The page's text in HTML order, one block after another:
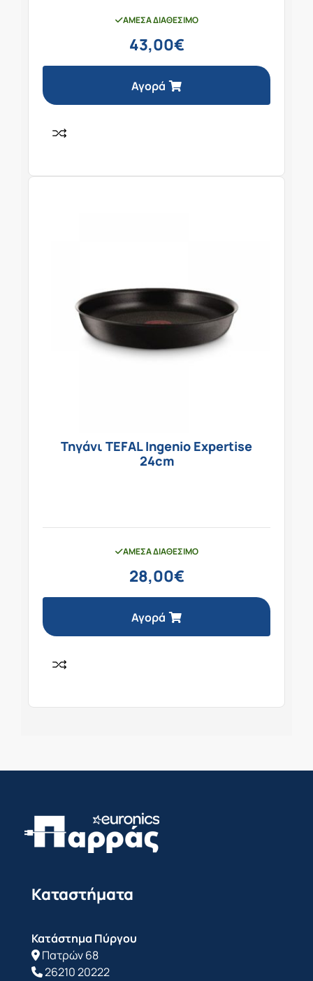
ΆΜΕΣΑ ΔΙΑΘΈΣΙΜΟ
43,00€
Αγορά
Τηγάνι TEFAL Ingenio Expertise
24cm
ΆΜΕΣΑ ΔΙΑΘΈΣΙΜΟ
28,00€
Αγορά
Καταστήματα
Κατάστημα Πύργου
Πατρών 68
26210 20222